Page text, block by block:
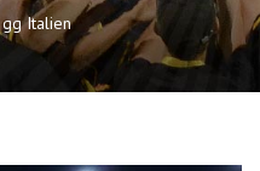
Italien